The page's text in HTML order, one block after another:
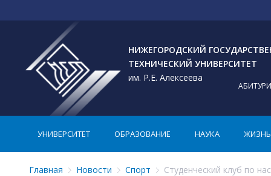
НИЖЕГОРОДСКИЙ
ТЕХНИЧЕСКИЙ УНИВЕРСИТЕТ
им. Р.Е. Алексеева
УНИВЕРСИТЕТ ОБРАЗОВАНИЕ НАУКА ЖИЗНЬ
Главная Новости Спорт Студенческий клуб по